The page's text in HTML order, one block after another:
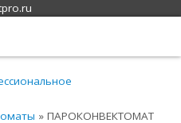
» ПАРОКОНВЕКТОМАТ